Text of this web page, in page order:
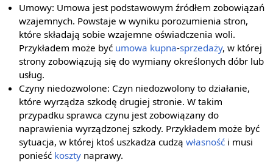
Umowy: Umowa jest podstawowym źródłem zobowiązań
wzajemnych. Powstaje w wyniku porozumienia stron,
które składają sobie wzajemne oświadczenia woli.
Przykładem może być umowa kupna-sprzedaży, w której
strony zobowiązują się do wymiany określonych dóbr lub
usług.
Czyny niedozwolone: Czyn niedozwolony to działanie,
które wyrządza szkodę drugiej stronie. W takim
przypadku sprawca czynu jest zobowiązany do
naprawienia wyrządzonej szkody. Przykładem może być
sytuacja, w której ktoś uszkadza cudząwłasność i musi
ponieść koszty naprawy.